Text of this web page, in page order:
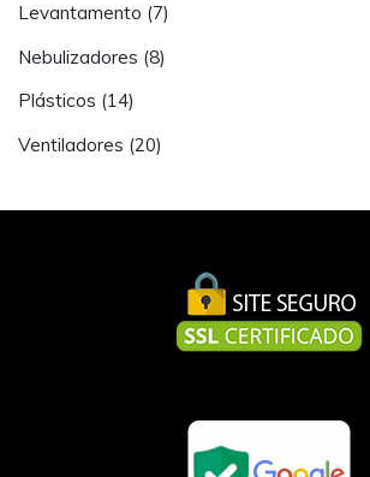
Levantamento (7)
Nebulizadores (8)
Plásticos (14)
Ventiladores (20)